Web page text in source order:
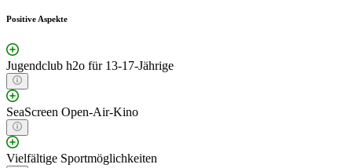
Positive Aspekte
Jugendclub h2o für 13-17-Jährige
SeaScreen Open-Air-Kino
Vielfältige Sportmöglichkeiten